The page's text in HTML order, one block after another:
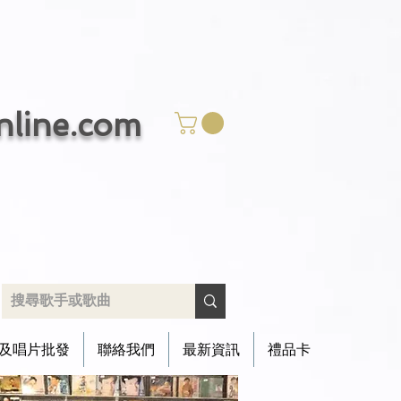
唱片批發 聯絡我們 最新資訊 禮品卡